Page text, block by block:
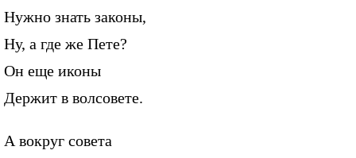
Нужно знать законы,
Ну, а где же Пете?
Он еще иконы
Держит в волсовете.
А вокруг совета